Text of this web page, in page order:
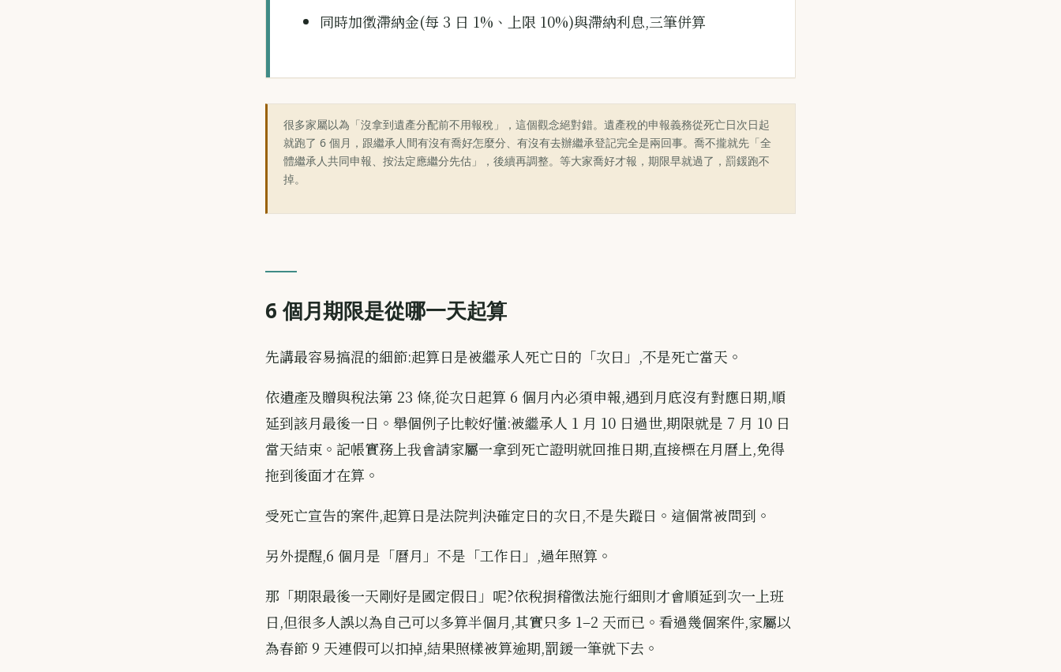
同時加徵滯納金(每 3 日 1%、上限 10%)與滯納利息,三筆併算
很多家屬以為「沒拿到遺產分配前不用報稅」，這個觀念絕對錯。遺產稅的申報義務從死亡日次日起
就跑了 6 個月，跟繼承人間有沒有喬好怎麼分、有沒有去辦繼承登記完全是兩回事。喬不攏就先「全
體繼承人共同申報、按法定應繼分先估」，後續再調整。等大家喬好才報，期限早就過了，罰鍰跑不
掉。
6 個月期限是從哪一天起算
先講最容易搞混的細節:起算日是被繼承人死亡日的「次日」,不是死亡當天。
依遺產及贈與稅法第 23 條,從次日起算 6 個月內必須申報,遇到月底沒有對應日期,順
延到該月最後一日。舉個例子比較好懂:被繼承人 1 月 10 日過世,期限就是 7 月 10 日
當天結束。記帳實務上我會請家屬一拿到死亡證明就回推日期,直接標在月曆上,免得
拖到後面才在算。
受死亡宣告的案件,起算日是法院判決確定日的次日,不是失蹤日。這個常被問到。
另外提醒,6 個月是「曆月」不是「工作日」,過年照算。
那「期限最後一天剛好是國定假日」呢?依稅捐稽徵法施行細則才會順延到次一上班
日,但很多人誤以為自己可以多算半個月,其實只多 1–2 天而已。看過幾個案件,家屬以
為春節 9 天連假可以扣掉,結果照樣被算逾期,罰鍰一筆就下去。